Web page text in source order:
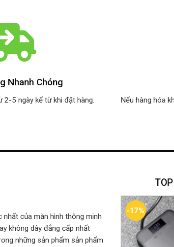
Nhanh Chóng
2-5 ngày kể từ khi đặt hàng.
Nếu hàng hóa
nhất của màn hình thông minh
không dây đẳng cấp nhất
những sản phẩm sản phẩm
-17%